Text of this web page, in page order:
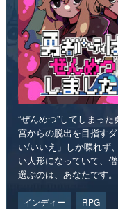
“ぜんめつ”してしまっ
宮からの脱出を目指す
い/いいえ」しか喋れず
い人形になっていて、
選ぶのは、あなたです。
インディー RPG